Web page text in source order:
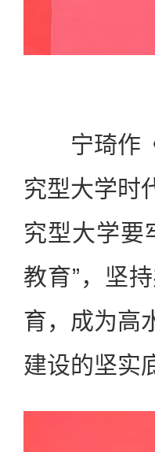
宁琦作《
究型大学时
究型大学要
教育”，坚
育，成为高
建设的坚实